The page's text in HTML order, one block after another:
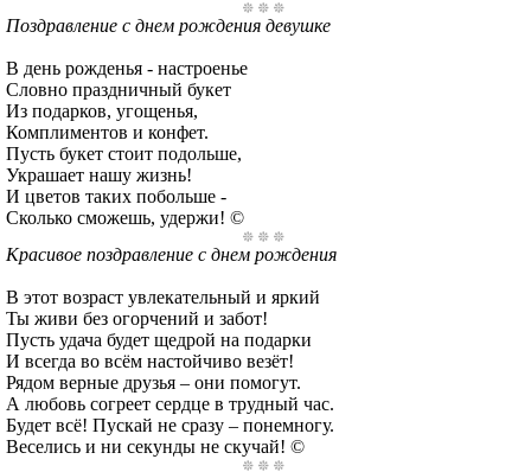
Поздравление с днем рождения девушке
В день рожденья - настроенье
Словно праздничный букет
Из подарков, угощенья,
Комплиментов и конфет.
Пусть букет стоит подольше,
Украшает нашу жизнь!
И цветов таких побольше -
Сколько сможешь, удержи! ©
Красивое поздравление с днем рождения
В этот возраст увлекательный и яркий
Ты живи без огорчений и забот!
Пусть удача будет щедрой на подарки
И всегда во всём настойчиво везёт!
Рядом верные друзья – они помогут.
А любовь согреет сердце в трудный час.
Будет всё! Пускай не сразу – понемногу.
Веселись и ни секунды не скучай! ©